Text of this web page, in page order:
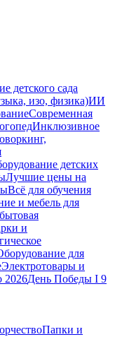
детского сада
изо, физика)ИИ
Современная
Инклюзивное
детских
Лучшие цены на
Всё для обучения
и мебель для
и
для
Электротовары и
2026День Победы I 9
Папки и